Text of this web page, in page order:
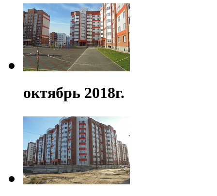
октябрь 2018г.